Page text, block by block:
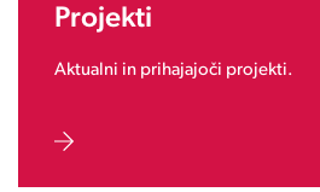
Projekti
Aktualni in prihajajoči projekti.